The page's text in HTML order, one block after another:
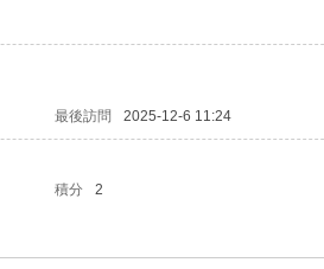
最後訪問 2025-12-6 11:24
積分 2